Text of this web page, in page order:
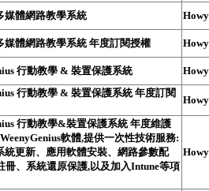
媒體網路教學系統
媒體網路教學系統 年度訂閱授權
行動教學 & 裝置保護系統
行動教學 & 裝置保護系統 年度訂閱
行動教學&裝置保護系統 年度維護
軟體,提供一次性技術服務:
統更新、應用軟體安裝、網路參數配
冊、系統還原保護,以及加入Intune等項